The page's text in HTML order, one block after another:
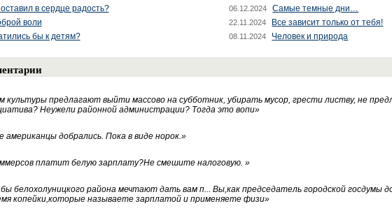
в сердце радость? 06.12.2024 Самые темные дни…
воли 22.11.2024 Все зависит только от тебя!
бы к детям? 08.11.2024 Человек и природа
культуры предлагают выйти массово на субботник, убирать мусор, грести листву, не
Неужели районной администрации? Тогда это вопи»
американцы добрались. Пока в виде норок.»
платит белую зарплату?Не смешите налоговую. »
белохолуницкого района мечтают дать вам п... Вы,как председатель городской госдумы
копейки,которые называете зарплатой и применяете физи»